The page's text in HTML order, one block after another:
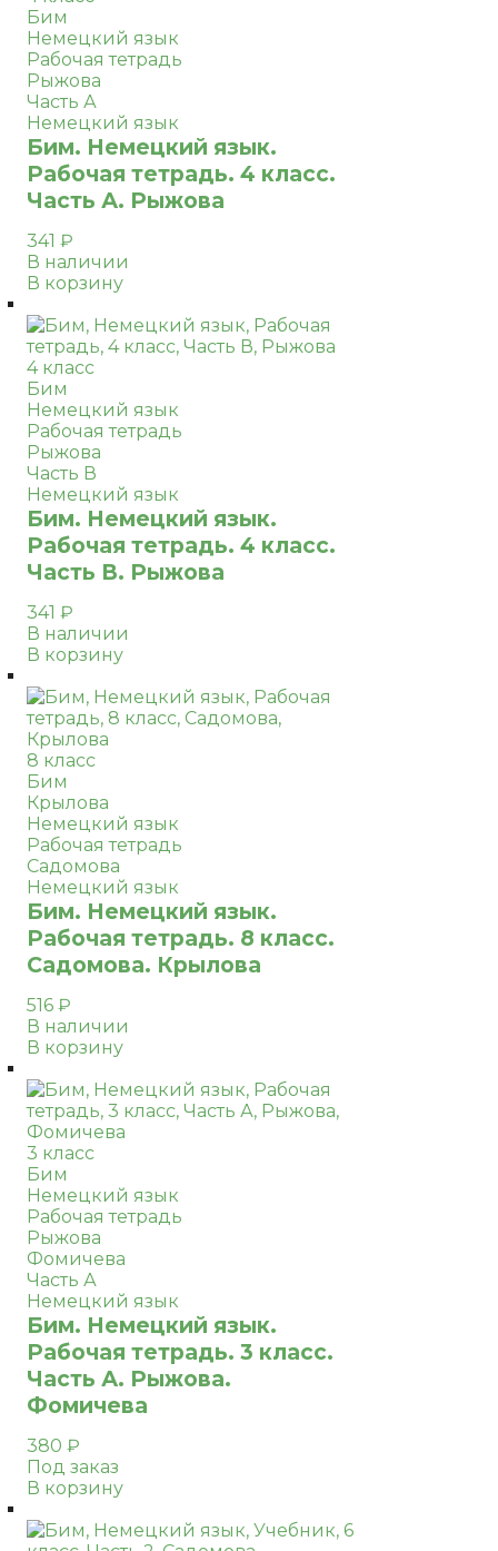
Бим
Немецкий язык
Рабочая тетрадь
Рыжова
Часть А
Немецкий язык
Бим. Немецкий язык.
Рабочая тетрадь. 4 класс.
Часть А. Рыжова
341 ₽
В наличии
В корзину
4 класс
Бим
Немецкий язык
Рабочая тетрадь
Рыжова
Часть В
Немецкий язык
Бим. Немецкий язык.
Рабочая тетрадь. 4 класс.
Часть В. Рыжова
341 ₽
В наличии
В корзину
8 класс
Бим
Крылова
Немецкий язык
Рабочая тетрадь
Садомова
Немецкий язык
Бим. Немецкий язык.
Рабочая тетрадь. 8 класс.
Садомова. Крылова
516 ₽
В наличии
В корзину
3 класс
Бим
Немецкий язык
Рабочая тетрадь
Рыжова
Фомичева
Часть А
Немецкий язык
Бим. Немецкий язык.
Рабочая тетрадь. 3 класс.
Часть А. Рыжова.
Фомичева
380 ₽
Под заказ
В корзину